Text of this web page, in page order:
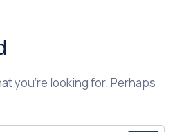
you’re looking for. Perhaps